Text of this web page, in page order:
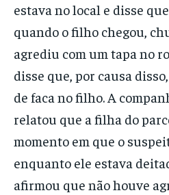
estava no local e disse
quando o filho chegou,
agrediu com um tapa no
disse que, por causa
de faca no filho. A
relatou que a filha do
momento em que o
enquanto ele estava
afirmou que não houve